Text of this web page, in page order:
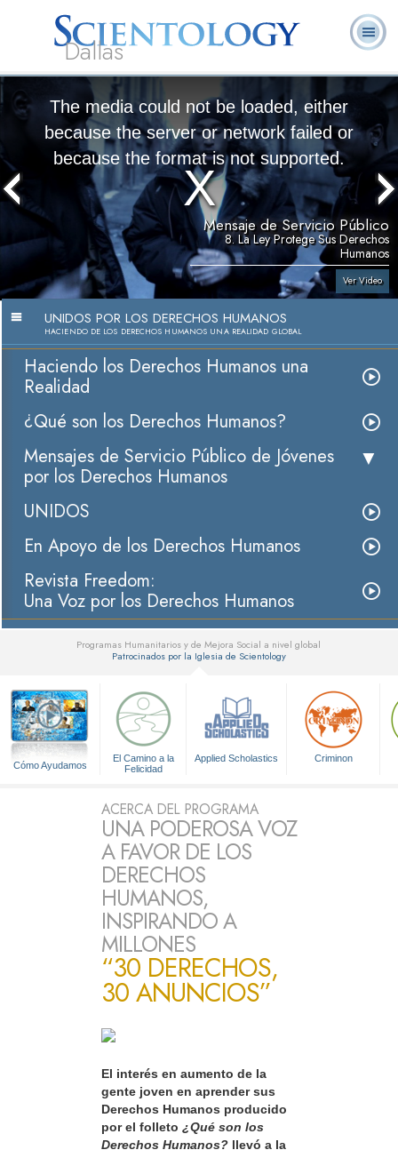
Dallas
Nosotros
L. Ronald
Hubbard
Frecuentes
Libros
The media could not be loaded, either
because the server or network failed or
because the format is not supported.
Mensaje de Servicio Público
8. La Ley Protege Sus Derechos
Humanos
Ver Video
UNIDOS POR LOS DERECHOS HUMANOS
HACIENDO DE LOS DERECHOS HUMANOS UNA REALIDAD GLOBAL
Haciendo los Derechos Humanos una
Realidad
¿Qué son los Derechos Humanos?
Mensajes de Servicio Público de Jóvenes
por los Derechos Humanos
UNIDOS
En Apoyo de los Derechos Humanos
Revista Freedom:
Una Voz por los Derechos Humanos
Programas Humanitarios y de Mejora Social a nivel global
Patrocinados por la Iglesia de Scientology
Cómo Ayudamos
El Camino a la
Felicidad
Applied Scholastics Criminon
ACERCA DEL PROGRAMA
UNA PODEROSA VOZ
A FAVOR DE LOS
DERECHOS
HUMANOS,
INSPIRANDO A
MILLONES
“30 DERECHOS,
30 ANUNCIOS”
El interés en aumento de la
gente joven en aprender sus
Derechos Humanos producido
por el folleto ¿Qué son los
Derechos Humanos? llevó a la